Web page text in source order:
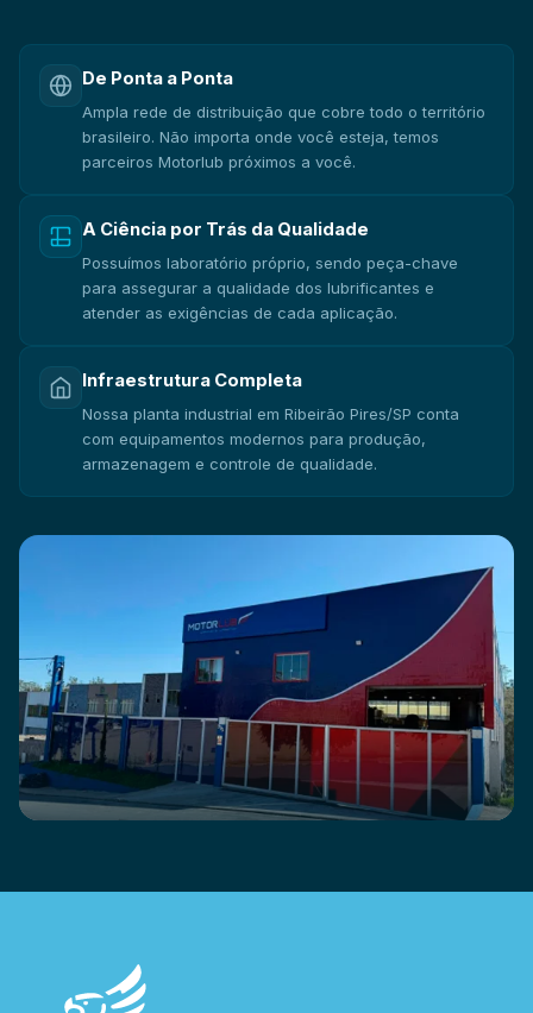
De Ponta a Ponta
Ampla rede de distribuição que cobre todo o território
brasileiro. Não importa onde você esteja, temos
parceiros Motorlub próximos a você.
A Ciência por Trás da Qualidade
Possuímos laboratório próprio, sendo peça-chave
para assegurar a qualidade dos lubrificantes e
atender as exigências de cada aplicação.
Infraestrutura Completa
Nossa planta industrial em Ribeirão Pires/SP conta
com equipamentos modernos para produção,
armazenagem e controle de qualidade.